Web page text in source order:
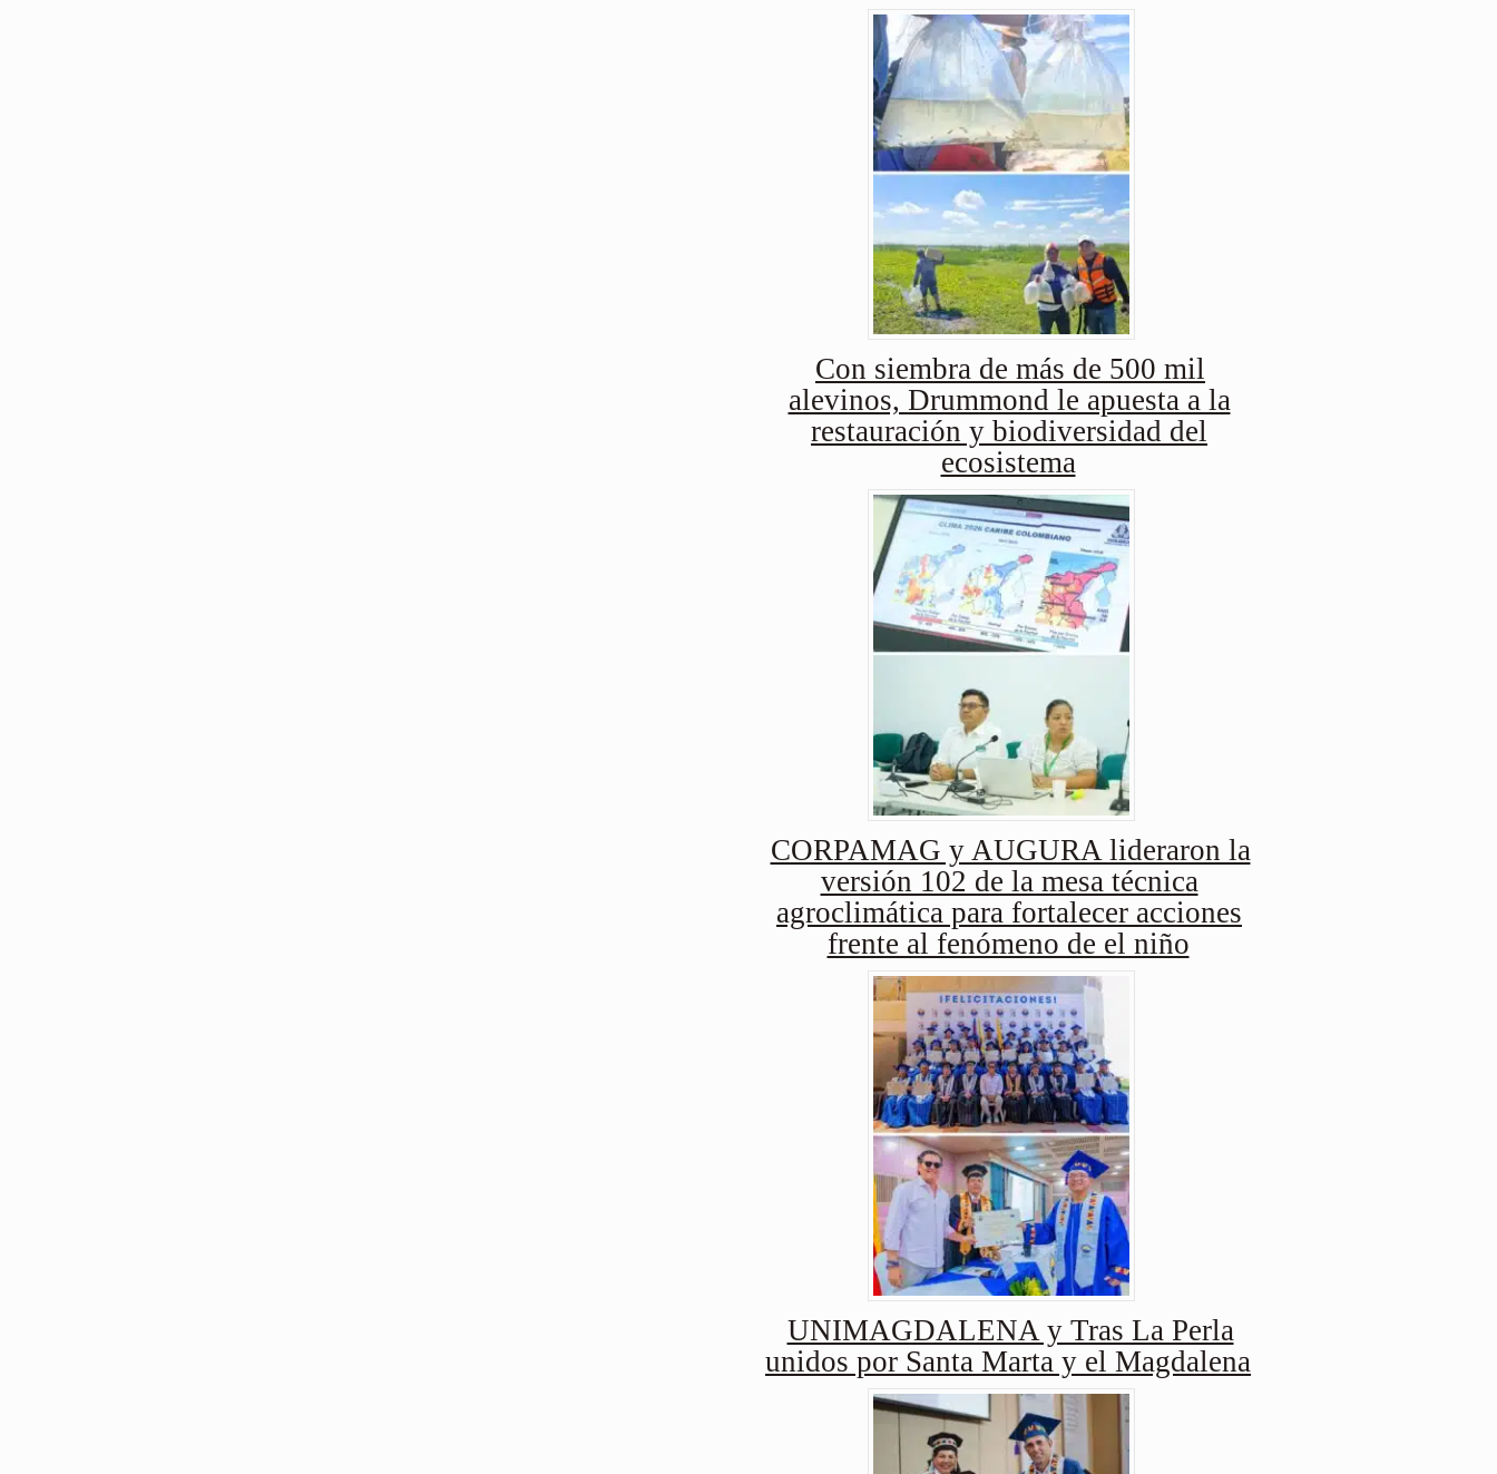
Con siembra de más de 500 mil
alevinos, Drummond le apuesta a la
restauración y biodiversidad del
ecosistema
CORPAMAG y AUGURA lideraron la
versión 102 de la mesa técnica
agroclimática para fortalecer acciones
frente al fenómeno de el niño
UNIMAGDALENA y Tras La Perla
unidos por Santa Marta y el Magdalena